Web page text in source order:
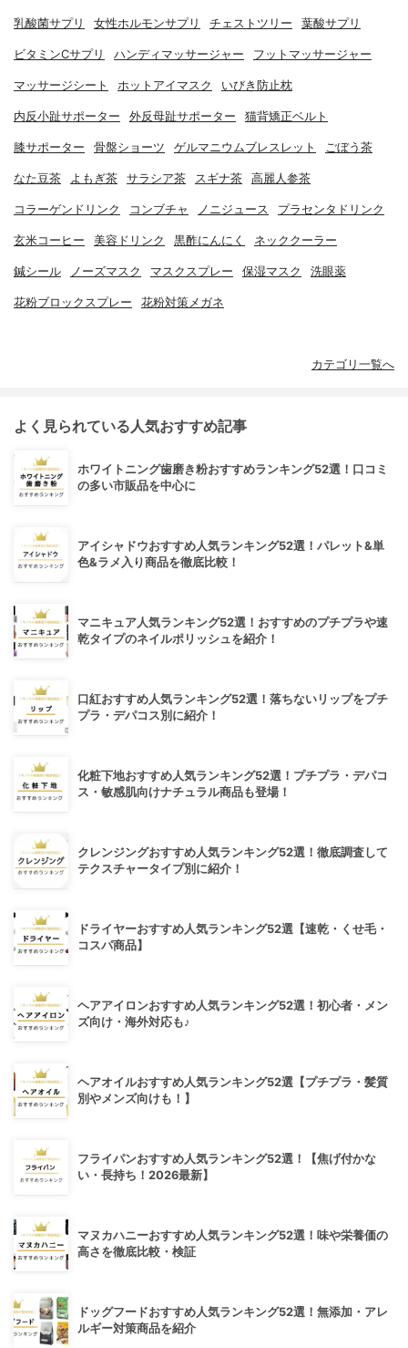
乳酸菌サプリ 女性ホルモンサプリ チェストツリー 葉酸サプリ
ビタミンCサプリ ハンディマッサージャー フットマッサージャー
マッサージシート ホットアイマスク いびき防止枕
内反小趾サポーター 外反母趾サポーター 猫背矯正ベルト
膝サポーター 骨盤ショーツ ゲルマニウムブレスレット ごぼう茶
なた豆茶 よもぎ茶 サラシア茶 スギナ茶 高麗人参茶
コラーゲンドリンク コンブチャ ノニジュース プラセンタドリンク
玄米コーヒー 美容ドリンク 黒酢にんにく ネッククーラー
鍼シール ノーズマスク マスクスプレー 保湿マスク 洗眼薬
花粉ブロックスプレー 花粉対策メガネ
カテゴリ一覧へ
よく見られている人気おすすめ記事
ホワイトニング歯磨き粉おすすめランキング52選！口コミ
の多い市販品を中心に
アイシャドウおすすめ人気ランキング52選！パレット&単
色&ラメ入り商品を徹底比較！
マニキュア人気ランキング52選！おすすめのプチプラや速
乾タイプのネイルポリッシュを紹介！
口紅おすすめ人気ランキング52選！落ちないリップをプチ
プラ・デパコス別に紹介！
化粧下地おすすめ人気ランキング52選！プチプラ・デパコ
ス・敏感肌向けナチュラル商品も登場！
クレンジングおすすめ人気ランキング52選！徹底調査して
テクスチャータイプ別に紹介！
ドライヤーおすすめ人気ランキング52選【速乾・くせ毛・
コスパ商品】
ヘアアイロンおすすめ人気ランキング52選！初心者・メン
ズ向け・海外対応も♪
ヘアオイルおすすめ人気ランキング52選【プチプラ・髪質
別やメンズ向けも！】
フライパンおすすめ人気ランキング52選！【焦げ付かな
い・長持ち！2026最新】
マヌカハニーおすすめ人気ランキング52選！味や栄養価の
高さを徹底比較・検証
ドッグフードおすすめ人気ランキング52選！無添加・アレ
ルギー対策商品を紹介